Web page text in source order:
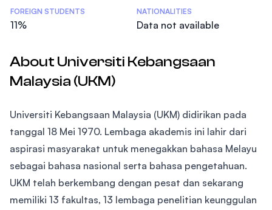
FOREIGN STUDENTS
11%
NATIONALITIES
Data not available
About Universiti Kebangsaan
Malaysia (UKM)
Universiti Kebangsaan Malaysia (UKM) didirikan pada
tanggal 18 Mei 1970. Lembaga akademis ini lahir dari
aspirasi masyarakat untuk menegakkan bahasa Melayu
sebagai bahasa nasional serta bahasa pengetahuan.
UKM telah berkembang dengan pesat dan sekarang
memiliki 13 fakultas, 13 lembaga penelitian keunggulan